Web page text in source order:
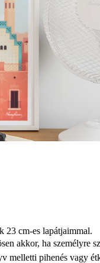
23 cm-es lapátjaimmal.
akkor, ha személyre
melletti pihenés vagy